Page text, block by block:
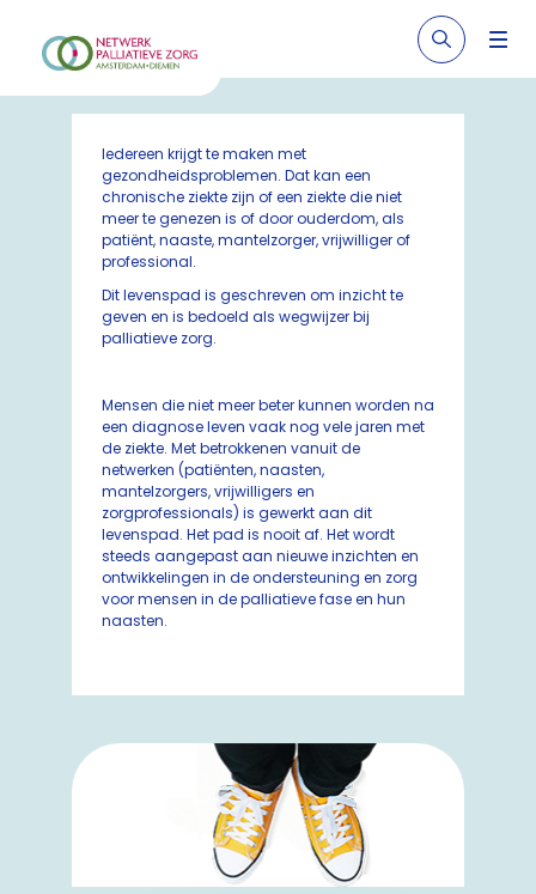
Iedereen krijgt te maken met
gezondheidsproblemen. Dat kan een
chronische ziekte zijn of een ziekte die niet
meer te genezen is of door ouderdom, als
patiënt, naaste, mantelzorger, vrijwilliger of
professional.
Dit levenspad is geschreven om inzicht te
geven en is bedoeld als wegwijzer bij
palliatieve zorg.
Mensen die niet meer beter kunnen worden na
een diagnose leven vaak nog vele jaren met
de ziekte. Met betrokkenen vanuit de
netwerken (patiënten, naasten,
mantelzorgers, vrijwilligers en
zorgprofessionals) is gewerkt aan dit
levenspad. Het pad is nooit af. Het wordt
steeds aangepast aan nieuwe inzichten en
ontwikkelingen in de ondersteuning en zorg
voor mensen in de palliatieve fase en hun
naasten.